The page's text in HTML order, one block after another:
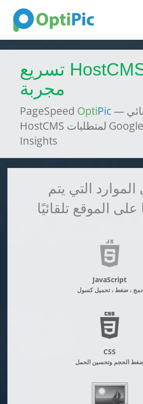
تسريع HostCMS: تقنية
مجربة
PageSpeed OptiPic — التحسين التلقائي
HostCMS لمتطلبات Google Pagespeed
Insights
التي يتم
الموقع تلقائيًا
JavaScript
دمج ، ضغط ، تحميل كسول
CSS
الحجم وتحسين الحمل